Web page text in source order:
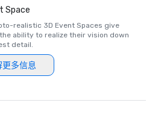
该出版物的所有三项主要荣誉：
择奖。目前，全球只有不到400家
为豪华酒店业的最高荣誉之一。
Space
realistic 3D Event Spaces give
ability to realize their vision down
detail.
更多信息